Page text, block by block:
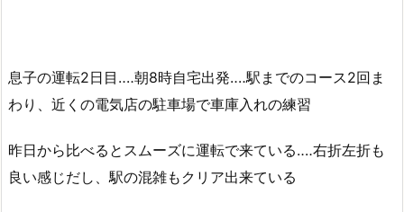
息子の運転2日目‥‥朝8時自宅出発‥‥駅までのコース2回ま
わり、近くの電気店の駐車場で車庫入れの練習
昨日から比べるとスムーズに運転で来ている‥‥右折左折も
良い感じだし、駅の混雑もクリア出来ている